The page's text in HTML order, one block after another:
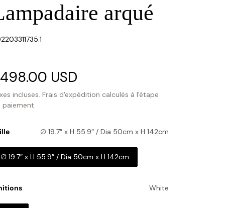
arqué
USD
habituel
incluses. Frais d'expédition calculés à l'étape
paiement.
∅ 19.7″ x H 55.9″ / Dia 50cm x H 142cm
∅ 19.7″ x H 55.9″ / Dia 50cm x H 142cm
White